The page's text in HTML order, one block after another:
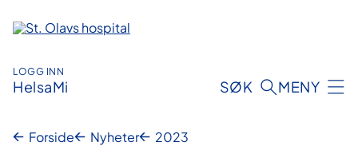
innhold
LOGG INN
HelsaMi SØK MENY
Forside Nyheter
2023